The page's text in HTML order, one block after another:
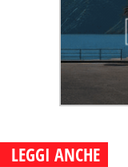
LEGGI ANCHE